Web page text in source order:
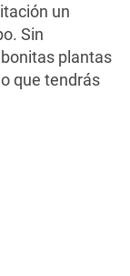
un
Sin
plantas
que tendrás